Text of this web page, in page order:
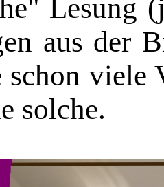
Lesung
aus der
viele
solche.